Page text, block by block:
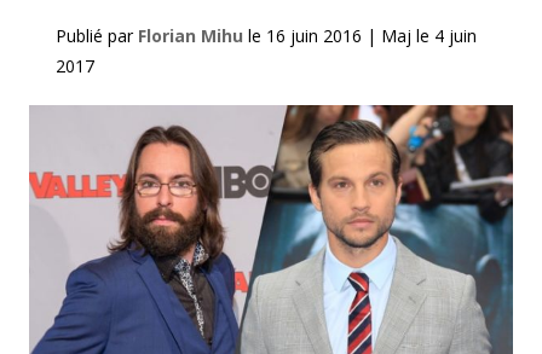
Publié par Florian Mihu le 16 juin 2016 | Maj le 4 juin
2017